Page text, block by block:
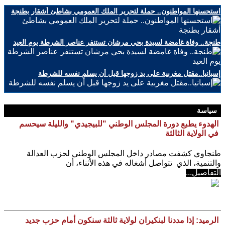
استحسنها المواطنون.. حملة لتحرير الملك العمومي بشاطئ أشقار بطنجة
طنجة.. وفاة غامضة لسيدة بحي مرشان تستنفر عناصر الشرطة يوم العيد
إسبانيا..مقتل مغربية على يد زوجها قبل أن يسلم نفسه للشرطة
سياسة
الهدوء يطبع دورة المجلس الوطني "للبيجيدي" والليلة سيحسم
في الولاية الثالثة
طنجاوي كشفت مصادر داخل المجلس الوطني لحزب العدالة
والتنمية، الذي تتواصل أشغاله في هذه الأثناء، أن
التفاصيل...
الرميد: إذا مددنا لبنكيران لولاية ثالثة سنكون أمام حزب جديد